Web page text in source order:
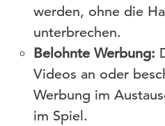
werden, ohne die
unterbrechen.
Belohnte Werbung:
Videos an oder
Werbung im
im Spiel.